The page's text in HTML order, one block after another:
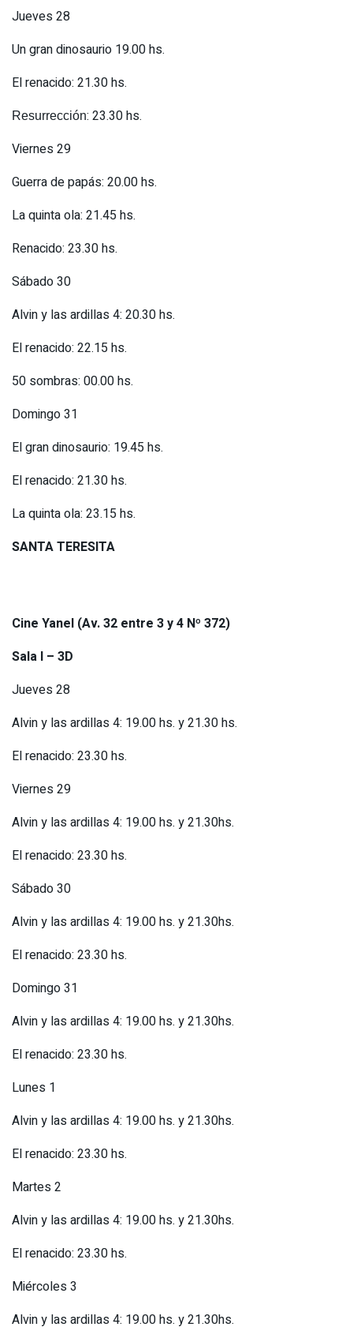
Jueves 28
Un gran dinosaurio 19.00 hs.
El renacido: 21.30 hs.
Resurrección: 23.30 hs.
Viernes 29
Guerra de papás: 20.00 hs.
La quinta ola: 21.45 hs.
Renacido: 23.30 hs.
Sábado 30
Alvin y las ardillas 4: 20.30 hs.
El renacido: 22.15 hs.
50 sombras: 00.00 hs.
Domingo 31
El gran dinosaurio: 19.45 hs.
El renacido: 21.30 hs.
La quinta ola: 23.15 hs.
SANTA TERESITA
Cine Yanel (Av. 32 entre 3 y 4 Nº 372)
Sala I – 3D
Jueves 28
Alvin y las ardillas 4: 19.00 hs. y 21.30 hs.
El renacido: 23.30 hs.
Viernes 29
Alvin y las ardillas 4: 19.00 hs. y 21.30hs.
El renacido: 23.30 hs.
Sábado 30
Alvin y las ardillas 4: 19.00 hs. y 21.30hs.
El renacido: 23.30 hs.
Domingo 31
Alvin y las ardillas 4: 19.00 hs. y 21.30hs.
El renacido: 23.30 hs.
Lunes 1
Alvin y las ardillas 4: 19.00 hs. y 21.30hs.
El renacido: 23.30 hs.
Martes 2
Alvin y las ardillas 4: 19.00 hs. y 21.30hs.
El renacido: 23.30 hs.
Miércoles 3
Alvin y las ardillas 4: 19.00 hs. y 21.30hs.